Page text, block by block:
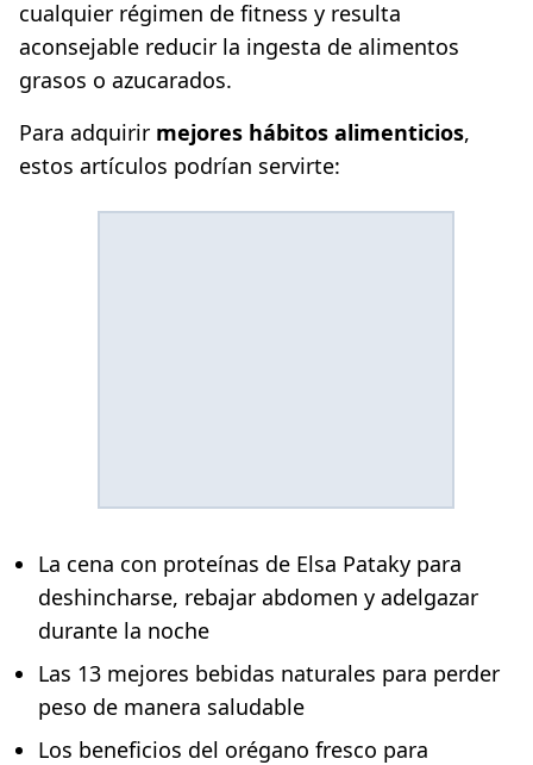
cualquier régimen de fitness y resulta
aconsejable reducir la ingesta de alimentos
grasos o azucarados.
Para adquirir mejores hábitos alimenticios,
estos artículos podrían servirte:
La cena con proteínas de Elsa Pataky para
deshincharse, rebajar abdomen y adelgazar
durante la noche
Las 13 mejores bebidas naturales para perder
peso de manera saludable
Los beneficios del orégano fresco para